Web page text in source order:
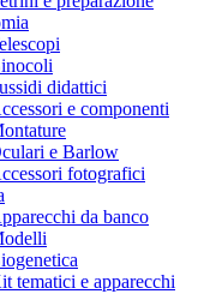
didattici
e componenti
e Barlow
fotografici
da banco
tematici e apparecchi